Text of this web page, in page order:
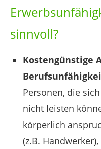
sinnvoll?
Kostengünstige
Personen, die
nicht leisten
körperlich
(z.B.